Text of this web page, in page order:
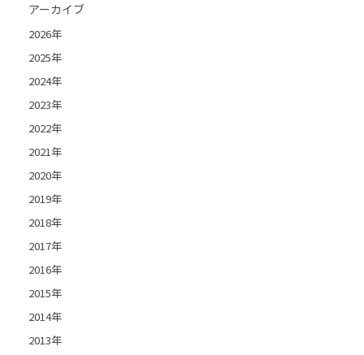
アーカイブ
2026年
2025年
2024年
2023年
2022年
2021年
2020年
2019年
2018年
2017年
2016年
2015年
2014年
2013年